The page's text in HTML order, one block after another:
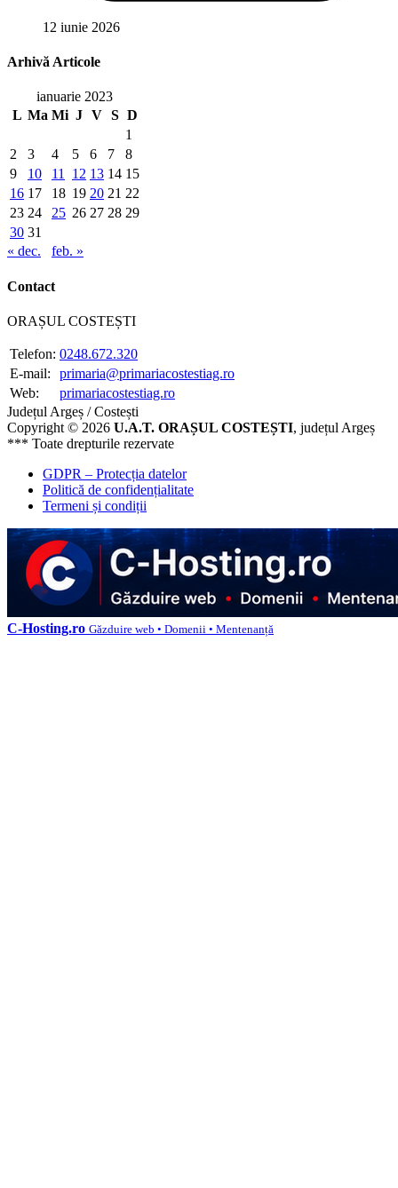
12 iunie 2026
Arhivă Articole
ianuarie 2023
L Ma Mi J V S D
1
2
3 4 5 6 7
8
9
10 11 12 13 14 15
16 17 18 19 20 21 22
23 24 25 26 27 28 29
30 31
« dec.
feb. »
Contact
ORAȘUL COSTEȘTI
Telefon: 0248.672.320
E-mail:
primaria@primariacostestiag.ro
Web:
primariacostestiag.ro
Județul Argeș / Costești
Copyright © 2026 U.A.T. ORAȘUL COSTEȘTI, județul Argeș
*** Toate drepturile rezervate
GDPR – Protecția datelor
Politică de confidențialitate
Termeni și condiții
C-Hosting.ro Găzduire web • Domenii • Mentenanță